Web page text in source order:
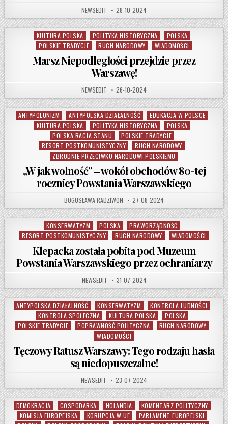
AUTHOR:
NEWSEDIT PUBLISHED DATE:
28-10-2024
Posted in
KULTURA POLSKA POLITYKA HISTORYCZNA
POLSKA
POLSKIE TRADYCJE
RUCH NARODOWY WIADOMOŚCI
Marsz Niepodległości przejdzie przez
Warszawę!
AUTHOR:
NEWSEDIT PUBLISHED DATE:
26-10-2024
Posted in
ANTYPOLONIZM ANTYPOLSKA DZIAŁALNOŚĆ
EDUKACJA W POLSCE
KULTURA POLSKA
POLITYKA HISTORYCZNA
POLSKA
POLSKA RACJA STANU
POLSKIE TRADYCJE
RESORT POSTKOMUNISTYCZNY
RUCH NARODOWY
ZBRODNIE PRZECIWKO NARODOWI POLSKIEMU
„W jak wolność” ‒ wokół obchodów 80-tej
rocznicy Powstania Warszawskiego
AUTHOR:
BOGUSŁAWA RADZIWON PUBLISHED DATE:
27-08-2024
Posted in
KONSERWATYZM POLSKA
PRAWORZĄDNOŚĆ
RESORT POSTKOMUNISTYCZNY
RUCH NARODOWY WIADOMOŚCI
Klepacka została pobita pod Muzeum
Powstania Warszawskiego przez ochraniarzy
AUTHOR:
NEWSEDIT PUBLISHED DATE:
31-07-2024
Posted in
ANTYPOLSKA DZIAŁALNOŚĆ KONSERWATYZM
KONTROLA LUDNOŚCI
KONTROLA SPOŁECZNA
KULTURA POLSKA
POLSKA
POLSKIE TRADYCJE
POPRAWNOŚĆ POLITYCZNA
RUCH NARODOWY
WIADOMOŚCI
Tęczowy Ratusz Warszawy: Tego rodzaju hasła
są niedopuszczalne!
AUTHOR:
NEWSEDIT PUBLISHED DATE:
23-07-2024
Posted in
DEMOKRACJA GOSPODARKA HOLANDIA
KOMENTARZ POLITYCZNY
KOMISJA EUROPEJSKA
KORUPCJA W UE
PARLAMENT EUROPEJSKI